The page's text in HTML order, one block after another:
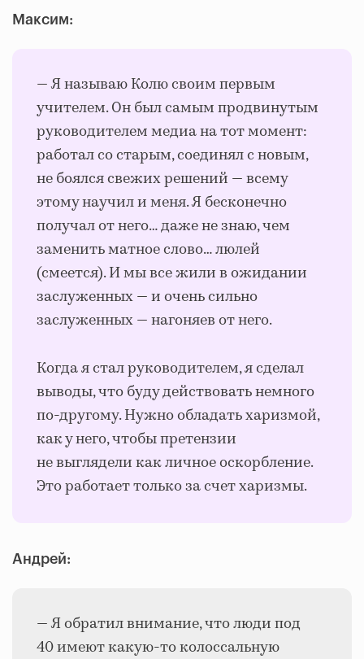
Максим:
— Я называю Колю своим первым
учителем. Он был самым продвинутым
руководителем медиа на тот момент:
работал со старым, соединял с новым,
не боялся свежих решений — всему
этому научил и меня. Я бесконечно
получал от него… даже не знаю, чем
заменить матное слово… люлей
(смеется). И мы все жили в ожидании
заслуженных — и очень сильно
заслуженных — нагоняев от него.
Когда я стал руководителем, я сделал
выводы, что буду действовать немного
по-другому. Нужно обладать харизмой,
как у него, чтобы претензии
не выглядели как личное оскорбление.
Это работает только за счет харизмы.
Андрей:
— Я обратил внимание, что люди под
40 имеют какую-то колоссальную